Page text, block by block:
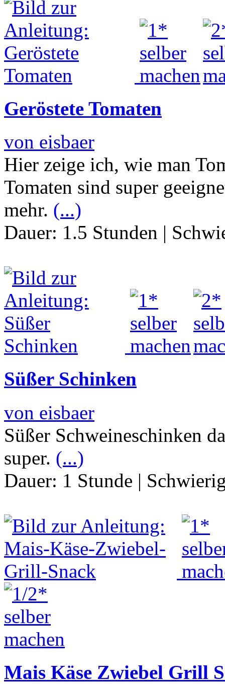
Geröstete Tomaten
von eisbaer
Hier zeige ich, wie man
Tomaten sind super
mehr. (...)
Dauer: 1.5 Stunden |
Süßer Schinken
von eisbaer
Süßer Schweineschinken
super. (...)
Dauer: 1 Stunde |
Mais Käse Zwiebel Grill